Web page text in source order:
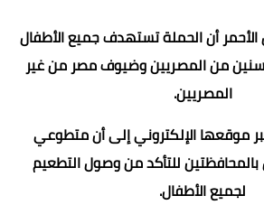
أن الحملة تستهدف جميع الأطفال
من سن يوم حتى 5 سنين من المصريين وضيوف مصر من غير
المصريين.
موقعها الإلكتروني إلى أن متطوعي
للتأكد من وصول التطعيم
لجميع الأطفال.